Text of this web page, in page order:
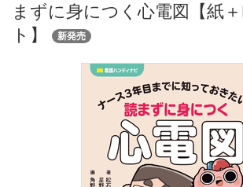
まずに身につく心電図【紙
ト】
新発売